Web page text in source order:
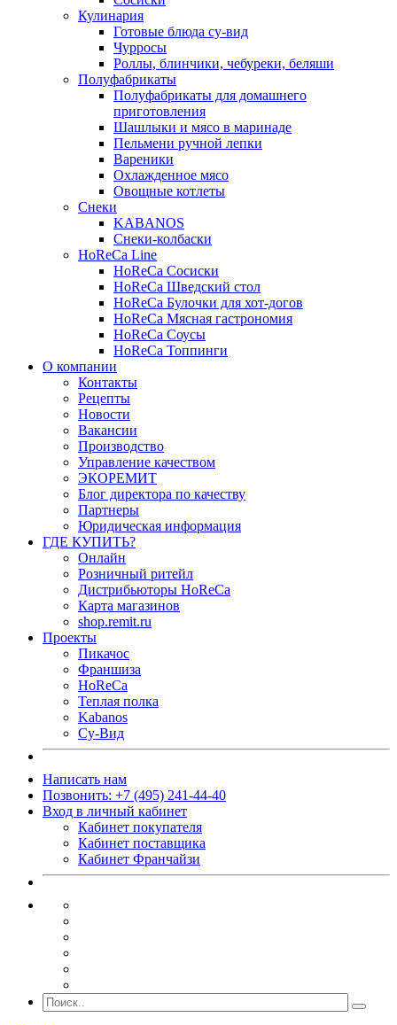
Кулинария
Готовые блюда су-вид
Чурросы
Роллы, блинчики, чебуреки, беляши
Полуфабрикаты
Полуфабрикаты для домашнего
приготовления
Шашлыки и мясо в маринаде
Пельмени ручной лепки
Вареники
Охлажденное мясо
Овощные котлеты
Снеки
KABANOS
Снеки-колбаски
HoReCa Line
HoReCa Сосиски
HoReCa Шведский стол
HoReCa Булочки для хот-догов
HoReCa Мясная гастрономия
HoReCa Соусы
HoReCa Топпинги
О компании
Контакты
Рецепты
Новости
Вакансии
Производство
Управление качеством
ЭКОРЕМИТ
Блог директора по качеству
Партнеры
Юридическая информация
ГДЕ КУПИТЬ?
Онлайн
Розничный ритейл
Дистрибьюторы HoReCa
Карта магазинов
shop.remit.ru
Проекты
Пикачос
Франшиза
HoReCa
Теплая полка
Kabanos
Су-Вид
Написать нам
Позвонить: +7 (495) 241-44-40
Вход в личный кабинет
Кабинет покупателя
Кабинет поставщика
Кабинет Франчайзи